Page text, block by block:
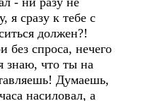
я сразу к тебе с
должен?!
без спроса, нечего
знаю, что ты на
Думаешь,
насиловал, а